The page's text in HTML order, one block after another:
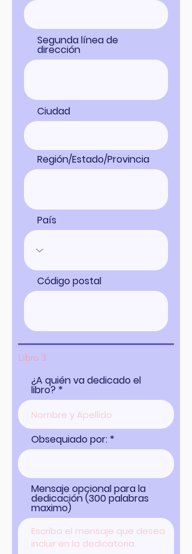
Segunda línea de
dirección
Ciudad
Región/Estado/Provincia
País
Código postal
Libro 3
¿A quién va dedicado el
libro?
Obsequiado por:
Mensaje opcional para la
dedicación (300 palabras
maximo)